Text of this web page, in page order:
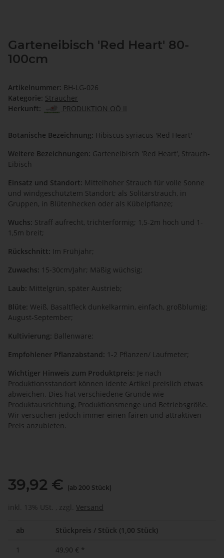
Garteneibisch 'Red Heart' 80-
100cm
Artikelnummer: BH-LG-026
Kategorie: Sträucher
Herkunft:
PRODUKTION OÖ II
Botanische Bezeichnung: Hibiscus syriacus 'Red Heart'
Weitere Bezeichnungen: Garteneibisch 'Red Heart', Strauch-
Eibisch
Einsatz und Standort: Mittelhoher Strauch für volle Sonne
und windgeschütztem Standort; als Solitärstrauch, in
Gruppen, in Blütenhecken oder als Kübelpflanze;
Wuchs: Straff aufrecht, trichterförmig; 1,5-2m hoch und 1-
1,5m breit;
Rückschnitt: Im Frühjahr;
Zuwachs: 15-30cm/Jahr; Mäßig wüchsig;
Laub: Mittelgrün, später Austrieb;
Blüte: Weiß, Basaltfleck dunkelkarmin, einfach, großblumig;
August-September;
Kultivierung: Ballenware;
Empfohlener Pflanzabstand: 1-2 Pflanzen/ Laufmeter;
Wichtiger Hinweis zum Produktpreis: Je nach
Produktionsstandort können idente Artikel preislich etwas
abweichen. Dies hat verschiedene Gründe wie
Produktausrichtung, Produktionsmenge und Betriebsgröße.
Wir versuchen jedoch immer einen fairen und attraktiven
Preis anzubieten.
39,92 € (ab 200 Stück)
inkl. 13% USt. , zzgl. Versand
ab Stückpreis / Stück (1,00 Stück)
1 49,90 € *